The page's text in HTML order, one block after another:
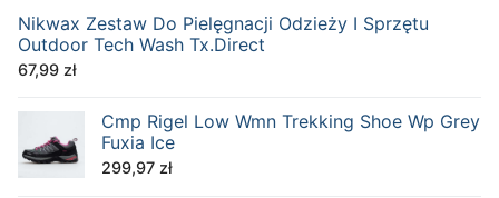
Nikwax Zestaw Do Pielęgnacji Odzieży I Sprzętu
Outdoor Tech Wash Tx.Direct
67,99 zł
Cmp Rigel Low Wmn Trekking Shoe Wp Grey
Fuxia Ice
299,97 zł